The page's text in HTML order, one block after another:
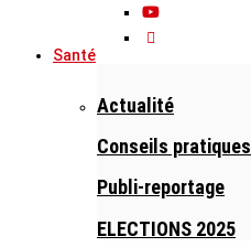
Santé
Actualité
Conseils pratiques
Publi-reportage
ELECTIONS 2025